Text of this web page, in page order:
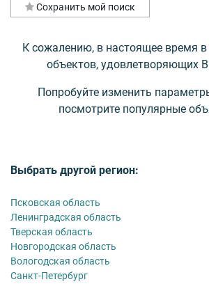
Сохранить мой поиск
К сожалению, в настоящее время
объектов, удовлетворяющих
Попробуйте изменить
посмотрите популярные
Выбрать другой регион:
Псковская область
Ленинградская область
Тверская область
Новгородская область
Вологодская область
Санкт-Петербург